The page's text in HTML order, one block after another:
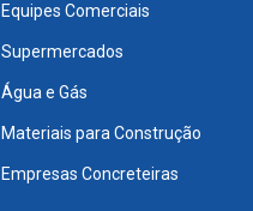
Equipes Comerciais
Supermercados
Água e Gás
Materiais para Construção
Empresas Concreteiras